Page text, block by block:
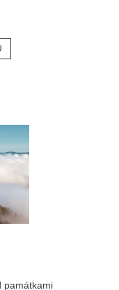
památkami